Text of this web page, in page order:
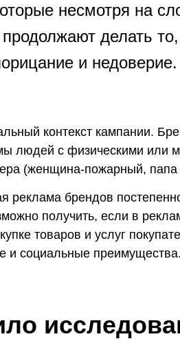
несмотря на
делать
и недоверие.
контекст кампании.
людей с физическими или
(женщина-пожарный, папа
реклама брендов
получить, если в
товаров и услуг
и социальные преимущества.